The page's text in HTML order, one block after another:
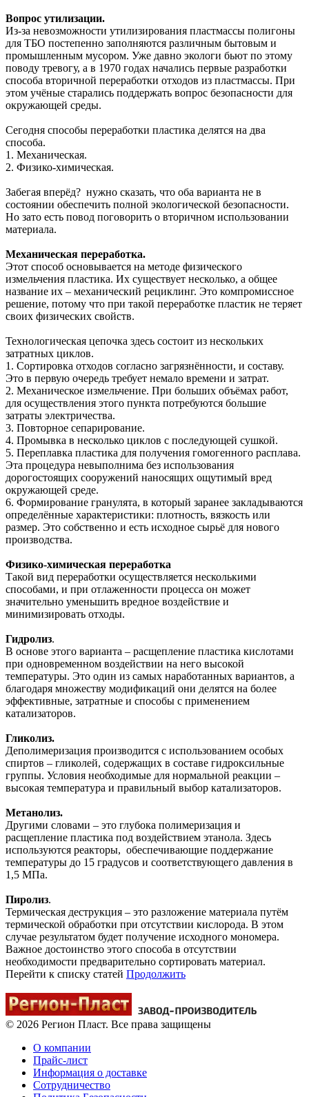
Вопрос утилизации.
Из-за невозможности утилизирования пластмассы полигоны
для ТБО постепенно заполняются различным бытовым и
промышленным мусором. Уже давно экологи бьют по этому
поводу тревогу, а в 1970 годах начались первые разработки
способа вторичной переработки отходов из пластмассы. При
этом учёные старались поддержать вопрос безопасности для
окружающей среды.
Сегодня способы переработки пластика делятся на два
способа.
1. Механическая.
2. Физико-химическая.
Забегая вперёд? нужно сказать, что оба варианта не в
состоянии обеспечить полной экологической безопасности.
Но зато есть повод поговорить о вторичном использовании
материала.
Механическая переработка.
Этот способ основывается на методе физического
измельчения пластика. Их существует несколько, а общее
название их – механический рециклинг. Это компромиссное
решение, потому что при такой переработке пластик не теряет
своих физических свойств.
Технологическая цепочка здесь состоит из нескольких
затратных циклов.
1. Сортировка отходов согласно загрязнённости, и составу.
Это в первую очередь требует немало времени и затрат.
2. Механическое измельчение. При больших объёмах работ,
для осуществления этого пункта потребуются большие
затраты электричества.
3. Повторное сепарирование.
4. Промывка в несколько циклов с последующей сушкой.
5. Переплавка пластика для получения гомогенного расплава.
Эта процедура невыполнима без использования
дорогостоящих сооружений наносящих ощутимый вред
окружающей среде.
6. Формирование гранулята, в который заранее закладываются
определённые характеристики: плотность, вязкость или
размер. Это собственно и есть исходное сырьё для нового
производства.
Физико-химическая переработка
Такой вид переработки осуществляется несколькими
способами, и при отлаженности процесса он может
значительно уменьшить вредное воздействие и
минимизировать отходы.
Гидролиз.
В основе этого варианта – расщепление пластика кислотами
при одновременном воздействии на него высокой
температуры. Это один из самых наработанных вариантов, а
благодаря множеству модификаций они делятся на более
эффективные, затратные и способы с применением
катализаторов.
Гликолиз.
Деполимеризация производится с использованием особых
спиртов – гликолей, содержащих в составе гидроксильные
группы. Условия необходимые для нормальной реакции –
высокая температура и правильный выбор катализаторов.
Метанолиз.
Другими словами – это глубока полимеризация и
расщепление пластика под воздействием этанола. Здесь
используются реакторы, обеспечивающие поддержание
температуры до 15 градусов и соответствующего давления в
1,5 МПа.
Пиролиз.
Термическая деструкция – это разложение материала путём
термической обработки при отсутствии кислорода. В этом
случае результатом будет получение исходного мономера.
Важное достоинство этого способа в отсутствии
необходимости предварительно сортировать материал.
Перейти к списку статей Продолжить
© 2026 Регион Пласт. Все права защищены
О компании
Прайс-лист
Информация о доставке
Сотрудничество